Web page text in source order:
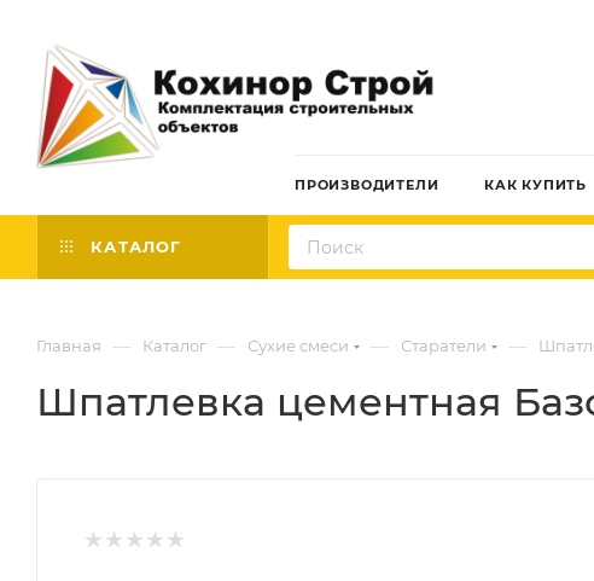
ПРОИЗВОДИТЕЛИ КАК КУПИТЬ
КАТАЛОГ
Главная — Каталог — Сухие смеси — Старатели —
Шпатлевка цементная